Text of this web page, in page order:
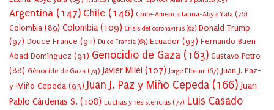
Argentina (147) Chile (146) Chile-America latina-Abya Yala (76)
Colombia (89) Colombia(109) Crisis del coronavirus (62) Donald Trump
(97) Douce France (91) Dulce Francia (63) Ecuador (93) Fernando Buen
Abad Domínguez (91) Genocidio de Gaza (163) Gustavo Petro
(88) Génocide de Gaza (74) Javier Milei (107) Jorge Elbaum (67) Juan J. Paz-
y-Miño Cepeda (93) Juan J. Paz y Miño Cepeda (166) Juan
Pablo Cárdenas S. (108) Luchas y resistencias (77) Luis Casado